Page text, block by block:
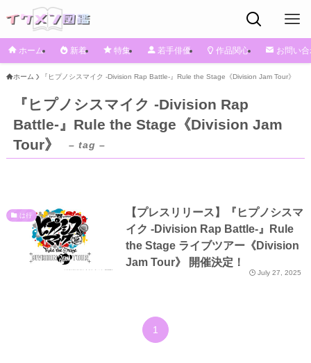
ホーム 新着 特集 若手俳優 作品関心 お問い
ホーム 『ヒプノシスマイク -Division Rap Battle-』Rule the Stage《Division Jam Tour》
『ヒプノシスマイク -Division Rap
Battle-』Rule the Stage《Division Jam
Tour》
– tag –
は行
【プレスリリース】『ヒプノシスマ
イク -Division Rap Battle-』Rule
the Stage ライブツアー《Division
Jam Tour》 開催決定！
July 27, 2025
1